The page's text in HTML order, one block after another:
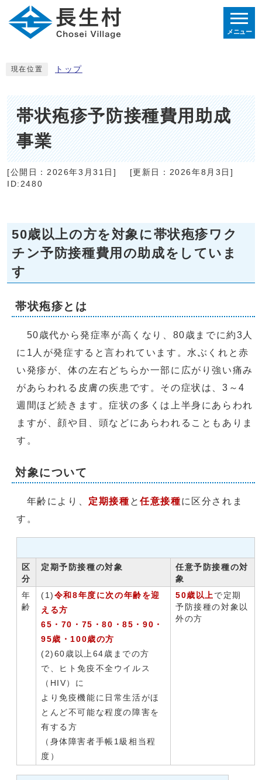
メニュー
現在位置 トップ
帯状疱疹予防接種費用助成
事業
[公開日： 2026年3月31日 ] [更新日： 2026年8月3日]
ID:2480
50歳以上の方を対象に帯状疱疹ワク
チン予防接種費用の助成をしていま
す
帯状疱疹とは
50歳代から発症率が高くなり、80歳までに約3人
に1人が発症すると言われています。水ぶくれと赤
い発疹が、体の左右どちらか一部に広がり強い痛み
があらわれる皮膚の疾患です。その症状は、3～4
週間ほど続きます。症状の多くは上半身にあらわれ
ますが、顔や目、頭などにあらわれることもありま
す。
対象について
年齢により、 定期接種 と任意接種に区分されま
す。
区
分
定期予防接種の対象
任意予防接種の対
象
年
齢
(1) 令和8年度に次の年齢を迎
える方
65・70・75・80・85・90・
95歳・100歳の方
(2)60歳以上64歳までの方
で、ヒト免疫不全ウイルス
（HIV）に
より免疫機能に日常生活がほ
とんど不可能な程度の障害を
有する方
（身体障害者手帳1級相当程
度）
50歳以上 で定期
予防接種の対象以
外の方